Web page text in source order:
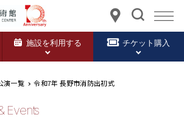
施設を利用する チケット購入
演一覧 令和7年 長野市消防出初式
Events